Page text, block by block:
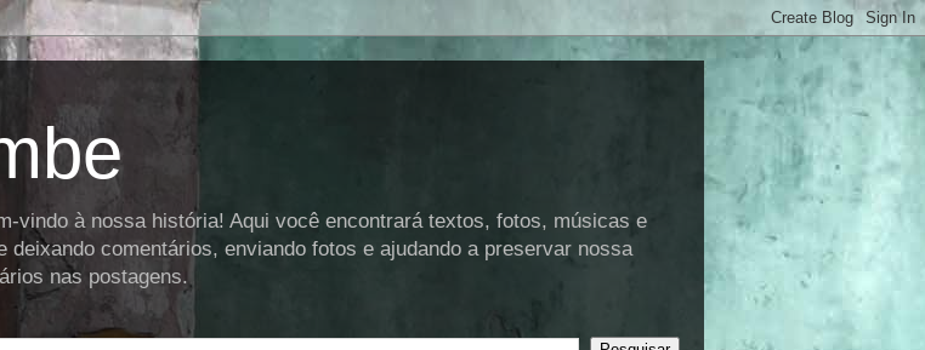
vindo à nossa história! Aqui você encontrará textos, fotos, músicas e
comentários, enviando fotos e ajudando a preservar nossa
nas postagens.